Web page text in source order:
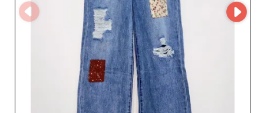
pronto a rispondere a ogni domanda e ad
accompagnarvi nella crescita della vostra attività.
Scegliete Jolie e arricchite la vostra offerta con prodotti
irresistibili che faranno la differenza presso il vostro
pubblico di riferimento.